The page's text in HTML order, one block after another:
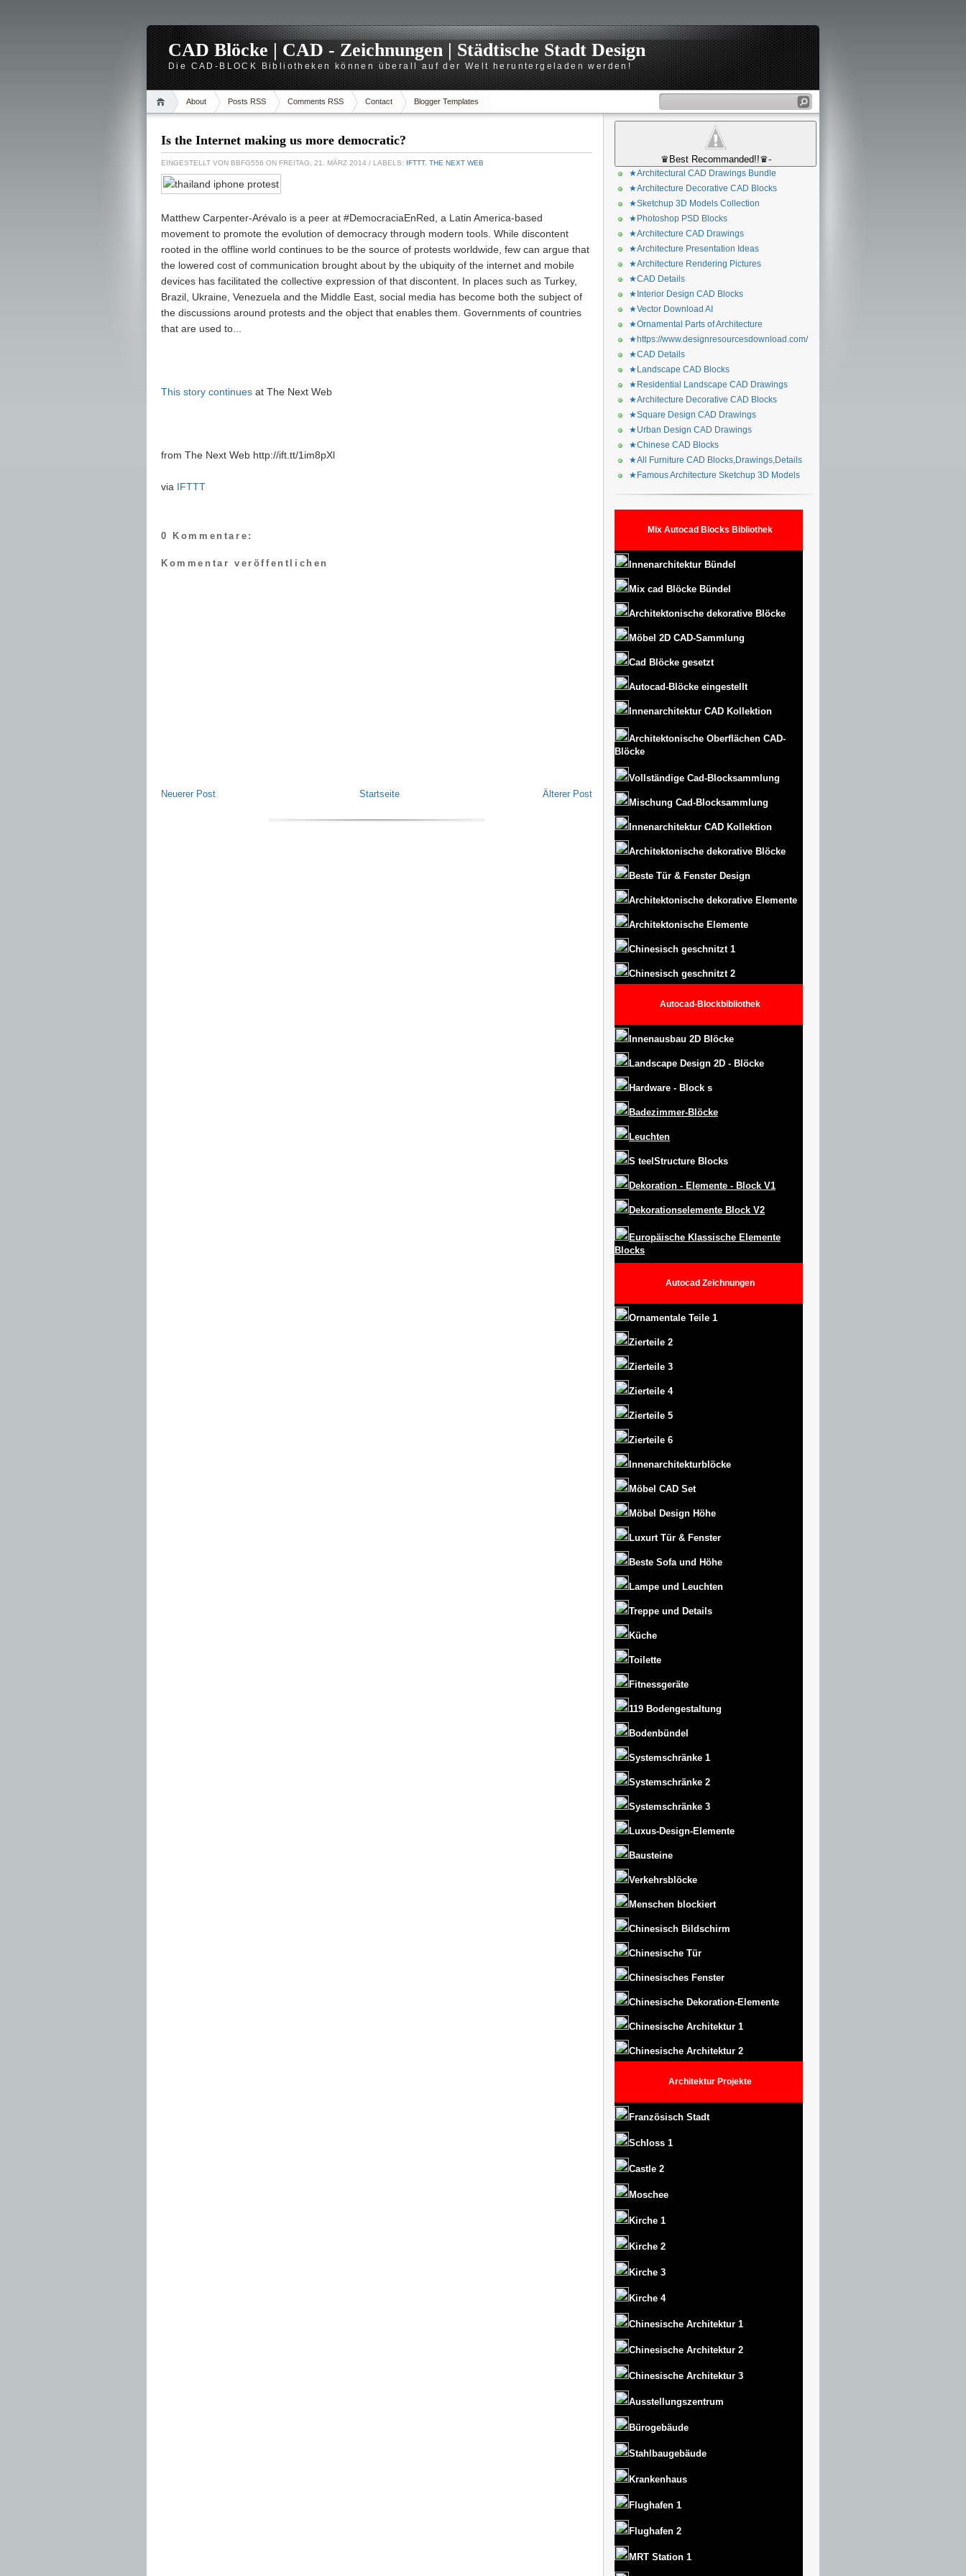
CAD Blöcke | CAD - Zeichnungen | Städtische Stadt Design
Die CAD-BLOCK Bibliotheken können überall auf der Welt heruntergeladen werden!
About Posts RSS Comments RSS Contact Blogger Templates
Is the Internet making us more democratic?
EINGESTELLT VON BBFG556 ON FREITAG, 21. MÄRZ 2014 / LABELS: IFTTT, THE NEXT WEB
Matthew Carpenter-Arévalo is a peer at #DemocraciaEnRed, a Latin America-based
movement to promote the evolution of democracy through modern tools. While discontent
rooted in the offline world continues to be the source of protests worldwide, few can argue that
the lowered cost of communication brought about by the ubiquity of the internet and mobile
devices has facilitated the collective expression of that discontent. In places such as Turkey,
Brazil, Ukraine, Venezuela and the Middle East, social media has become both the subject of
the discussions around protests and the object that enables them. Governments of countries
that are used to...
This story continues at The Next Web
from The Next Web http://ift.tt/1im8pXl
via IFTTT
0 Kommentare:
Kommentar veröffentlichen
Neuerer Post Älterer Post
Startseite
♛Best Recommanded!!♛-
★Architectural CAD Drawings Bundle
★Architecture Decorative CAD Blocks
★Sketchup 3D Models Collection
★Photoshop PSD Blocks
★Architecture CAD Drawings
★Architecture Presentation Ideas
★Architecture Rendering Pictures
★CAD Details
★Interior Design CAD Blocks
★Vector Download AI
★Ornamental Parts of Architecture
★https://www.designresourcesdownload.com/
★CAD Details
★Landscape CAD Blocks
★Residential Landscape CAD Drawings
★Architecture Decorative CAD Blocks
★Square Design CAD Drawings
★Urban Design CAD Drawings
★Chinese CAD Blocks
★All Furniture CAD Blocks,Drawings,Details
★Famous Architecture Sketchup 3D Models
Mix Autocad Blocks Bibliothek
Innenarchitektur Bündel
Mix cad Blöcke Bündel
Architektonische dekorative Blöcke
Möbel 2D CAD-Sammlung
Cad Blöcke gesetzt
Autocad-Blöcke eingestellt
Innenarchitektur CAD Kollektion
Architektonische Oberflächen CAD-
Blöcke
Vollständige Cad-Blocksammlung
Mischung Cad-Blocksammlung
Innenarchitektur CAD Kollektion
Architektonische dekorative Blöcke
Beste Tür & Fenster Design
Architektonische dekorative Elemente
Architektonische Elemente
Chinesisch geschnitzt 1
Chinesisch geschnitzt 2
Autocad-Blockbibliothek
Innenausbau 2D Blöcke
Landscape Design 2D - Blöcke
Hardware - Block s
Badezimmer-Blöcke
Leuchten
S teel Structure Blocks
Dekoration - Elemente - Block V1
Dekorationselemente Block V2
Europäische Klassische Elemente
Blocks
Autocad Zeichnungen
Ornamentale Teile 1
Zierteile 2
Zierteile 3
Zierteile 4
Zierteile 5
Zierteile 6
Innenarchitekturblöcke
Möbel CAD Set
Möbel Design Höhe
Luxurt Tür & Fenster
Beste Sofa und Höhe
Lampe und Leuchten
Treppe und Details
Küche
Toilette
Fitnessgeräte
119 Bodengestaltung
Bodenbündel
Systemschränke 1
Systemschränke 2
Systemschränke 3
Luxus-Design-Elemente
Bausteine
Verkehrsblöcke
Menschen blockiert
Chinesisch Bildschirm
Chinesische Tür
Chinesisches Fenster
Chinesische Dekoration-Elemente
Chinesische Architektur 1
Chinesische Architektur 2
Architektur Projekte
Französisch Stadt
Schloss 1
Castle 2
Moschee
Kirche 1
Kirche 2
Kirche 3
Kirche 4
Chinesische Architektur 1
Chinesische Architektur 2
Chinesische Architektur 3
Ausstellungszentrum
Bürogebäude
Stahlbaugebäude
Krankenhaus
Flughafen 1
Flughafen 2
MRT Station 1